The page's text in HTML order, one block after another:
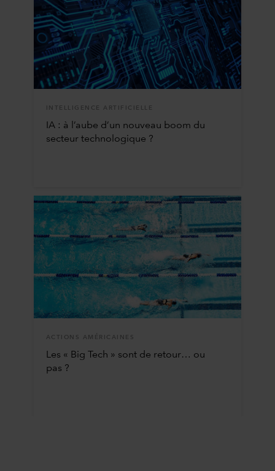
INTELLIGENCE ARTIFICIELLE
IA : à l’aube d’un nouveau boom du
secteur technologique ?
ACTIONS AMÉRICAINES
Les « Big Tech » sont de retour… ou
pas ?